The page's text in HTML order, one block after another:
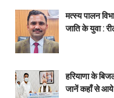
मत्स्य पालन
जाति के युवा :
हरियाणा के
जानें कहाँ से